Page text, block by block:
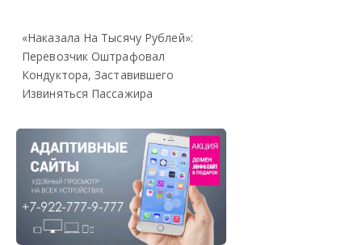
«Наказала На Тысячу Рублей»:
Перевозчик Оштрафовал
Кондуктора, Заставившего
Извиняться Пассажира